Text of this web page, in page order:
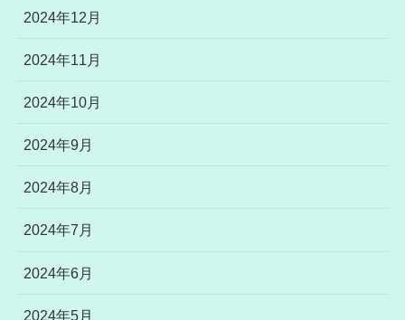
2024年12月
2024年11月
2024年10月
2024年9月
2024年8月
2024年7月
2024年6月
2024年5月